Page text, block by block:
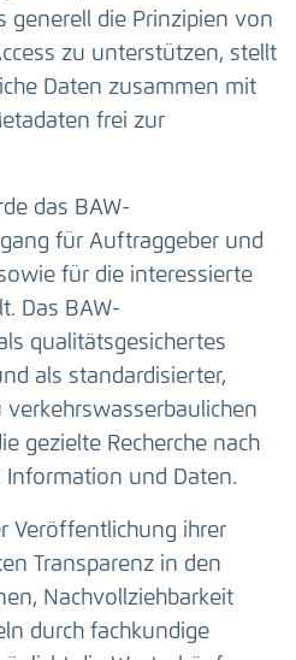
generell die Prinzipien von
zu unterstützen, stellt
Daten zusammen mit
frei zur
das BAW-
für Auftraggeber und
für die interessierte
Das BAW-
qualitätsgesichertes
als standardisierter,
gezielte Recherche nach
und Daten.
Veröffentlichung ihrer
Transparenz in den
Nachvollziehbarkeit
durch fachkundige